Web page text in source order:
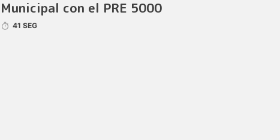
Municipal con el PRE 5000
41 SEG